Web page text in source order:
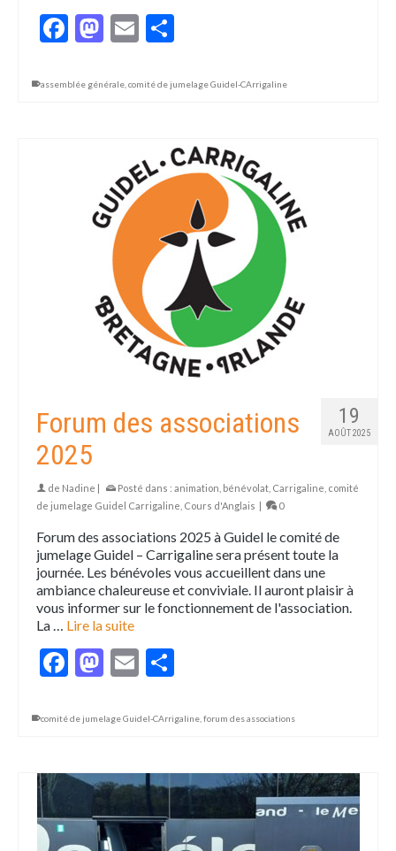
Facebook
Mastodon
Email
assemblée générale comité de jumelage Guidel-CArrigaline
19
AOÛT 2025
Forum des associations
2025
de Nadine | Posté dans : animation bénévolat Carrigaline comité
de jumelage Guidel Carrigaline Cours d'Anglais | 0
Forum des associations 2025 à Guidel le comité de
jumelage Guidel – Carrigaline sera présent toute la
journée. Les bénévoles vous accueillent dans une
ambiance chaleureuse et conviviale. Il auront plaisir à
vous informer sur le fonctionnement de l'association.
La … Lire la suite
Facebook
Mastodon
Email
comité de jumelage Guidel-CArrigaline forum des associations